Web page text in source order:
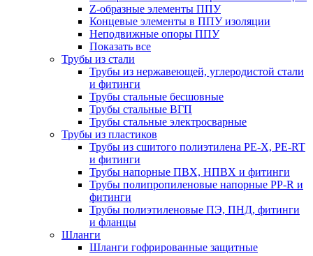
Z-образные элементы ППУ
Концевые элементы в ППУ изоляции
Неподвижные опоры ППУ
Показать все
Трубы из стали
Трубы из нержавеющей, углеродистой стали
и фитинги
Трубы стальные бесшовные
Трубы стальные ВГП
Трубы стальные электросварные
Трубы из пластиков
Трубы из сшитого полиэтилена PE-X, PE-RT
и фитинги
Трубы напорные ПВХ, НПВХ и фитинги
Трубы полипропиленовые напорные PP-R и
фитинги
Трубы полиэтиленовые ПЭ, ПНД, фитинги
и фланцы
Шланги
Шланги гофрированные защитные